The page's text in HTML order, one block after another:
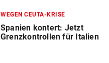
WEGEN CEUTA-KRISE
Spanien kontert: Jetzt
Grenzkontrollen für Italien